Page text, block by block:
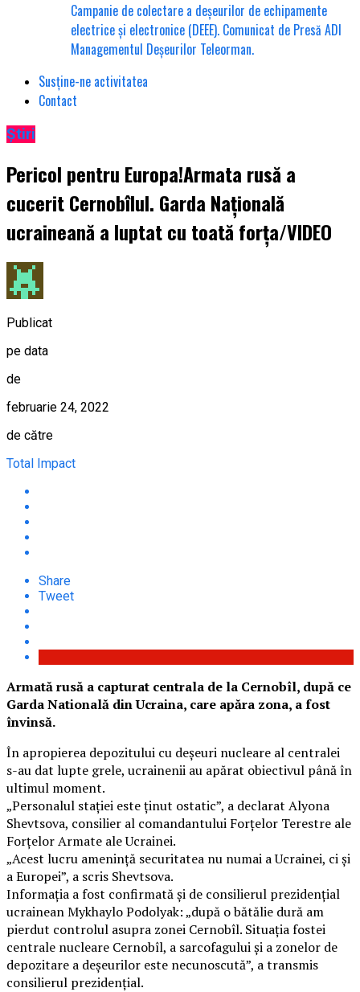
Campanie de colectare a deșeurilor de echipamente
electrice și electronice (DEEE). Comunicat de Presă ADI
Managementul Deșeurilor Teleorman.
Susține-ne activitatea
Contact
Știri
Pericol pentru Europa!Armata rusă a
cucerit Cernobîlul. Garda Națională
ucraineană a luptat cu toată forța/VIDEO
Publicat
pe data
de
februarie 24, 2022
de către
Total Impact
Share
Tweet
Armată rusă a capturat centrala de la Cernobîl, după ce
Garda Natională din Ucraina, care apăra zona, a fost
învinsă.
În apropierea depozitului cu deşeuri nucleare al centralei
s-au dat lupte grele, ucrainenii au apărat obiectivul până în
ultimul moment.
„Personalul stației este ținut ostatic”, a declarat Alyona
Shevtsova, consilier al comandantului Forțelor Terestre ale
Forțelor Armate ale Ucrainei.
„Acest lucru amenință securitatea nu numai a Ucrainei, ci și
a Europei”, a scris Shevtsova.
Informația a fost confirmată și de consilierul prezidențial
ucrainean Mykhaylo Podolyak: „după o bătălie dură am
pierdut controlul asupra zonei Cernobîl. Situația fostei
centrale nucleare Cernobîl, a sarcofagului și a zonelor de
depozitare a deșeurilor este necunoscută”, a transmis
consilierul prezidențial.